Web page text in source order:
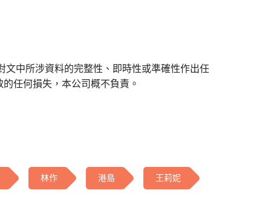
中所涉資料的完整性、即時性或準確性作出任
任何損失，本公司概不負責。
林作 港島 王莉妮